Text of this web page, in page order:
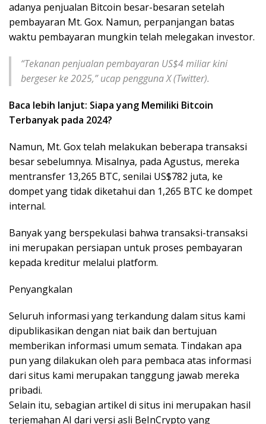
adanya penjualan Bitcoin besar-besaran setelah
pembayaran Mt. Gox. Namun, perpanjangan batas
waktu pembayaran mungkin telah melegakan investor.
“Tekanan penjualan pembayaran US$4 miliar kini
bergeser ke 2025,” ucap pengguna X (Twitter).
Baca lebih lanjut: Siapa yang Memiliki Bitcoin
Terbanyak pada 2024?
Namun, Mt. Gox telah melakukan beberapa transaksi
besar sebelumnya. Misalnya, pada Agustus, mereka
mentransfer 13,265 BTC, senilai US$782 juta, ke
dompet yang tidak diketahui dan 1,265 BTC ke dompet
internal.
Banyak yang berspekulasi bahwa transaksi-transaksi
ini merupakan persiapan untuk proses pembayaran
kepada kreditur melalui platform.
Penyangkalan
Seluruh informasi yang terkandung dalam situs kami
dipublikasikan dengan niat baik dan bertujuan
memberikan informasi umum semata. Tindakan apa
pun yang dilakukan oleh para pembaca atas informasi
dari situs kami merupakan tanggung jawab mereka
pribadi.
Selain itu, sebagian artikel di situs ini merupakan hasil
terjemahan AI dari versi asli BeInCrypto yang